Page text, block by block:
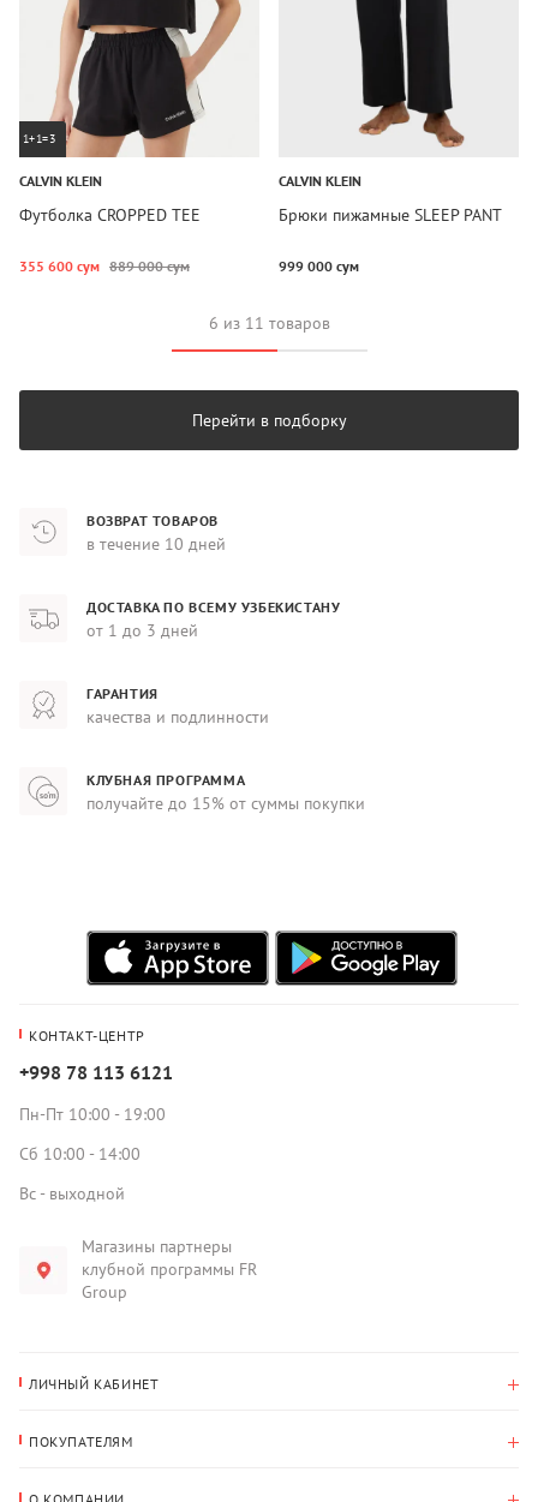
1+1=3
CALVIN KLEIN
Футболка CROPPED TEE
355 600 сум 889 000 сум
CALVIN KLEIN
Брюки пижамные SLEEP PANT
999 000 сум
6 из 11 товаров
Перейти в подборку
ВОЗВРАТ ТОВАРОВ
в течение 10 дней
ДОСТАВКА ПО ВСЕМУ УЗБЕКИСТАНУ
от 1 до 3 дней
ГАРАНТИЯ
качества и подлинности
КЛУБНАЯ ПРОГРАММА
получайте до 15% от суммы покупки
КОНТАКТ-ЦЕНТР
+998 78 113 6121
Пн-Пт 10:00 - 19:00
Сб 10:00 - 14:00
Вс - выходной
Магазины партнеры
клубной программы FR
Group
ЛИЧНЫЙ КАБИНЕТ
ПОКУПАТЕЛЯМ